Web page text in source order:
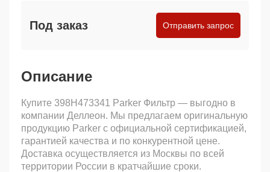
Под заказ Отправить запрос
Описание
Купите 398H473341 Parker Фильтр — выгодно в
компании Деллеон. Мы предлагаем оригинальную
продукцию Parker с официальной сертификацией,
гарантией качества и по конкурентной цене.
Доставка осуществляется из Москвы по всей
территории России в кратчайшие сроки.